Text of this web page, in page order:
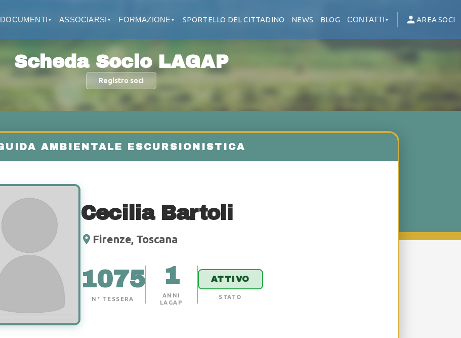
DOCUMENTI ▼ ASSOCIARSI ▼ FORMAZIONE ▼ SPORTELLO DEL CITTADINO NEWS BLOG CONTATTI ▼ AREA SOCI
Scheda Socio LAGAP
Registro soci
Cecilia Bartoli
Firenze, Toscana
1075
N° TESSERA
1
ANNI
LAGAP
ATTIVO
STATO